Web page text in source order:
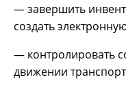
— завершить
создать
— контролировать
движении